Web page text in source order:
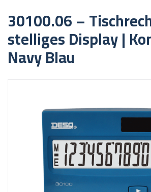
30100.06 –
stelliges Display |
Navy Blau